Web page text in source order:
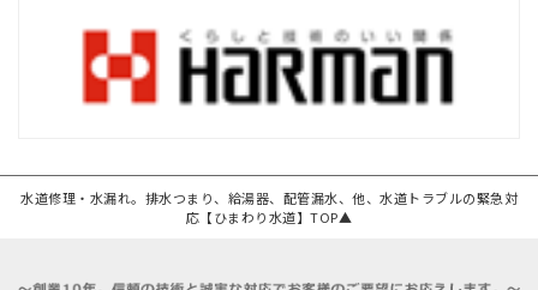
水道修理・水漏れ。排水つまり、給湯器、配管漏水、他、水道トラブルの緊急対
応【ひまわり水道】TOP▲